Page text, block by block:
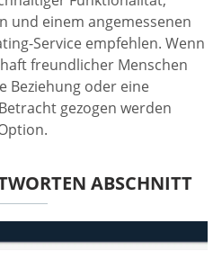
und einem angemessenen
Service empfehlen. Wenn
freundlicher Menschen
Beziehung oder eine
gezogen werden
ABSCHNITT